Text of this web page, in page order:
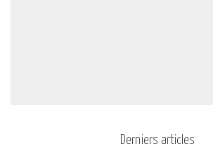
Derniers articles